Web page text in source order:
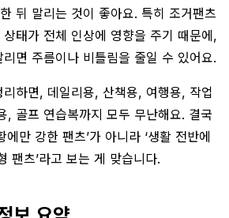
뒤 말리는 것이 좋아요. 특히 조거팬츠
태가 전체 인상에 영향을 주기 때문에,
면 주름이나 비틀림을 줄일 수 있어요.
하면, 데일리용, 산책용, 여행용, 작업
, 골프 연습복까지 모두 무난해요. 결국
에만 강한 팬츠’가 아니라 ‘생활 전반에
팬츠’라고 보는 게 맞습니다.